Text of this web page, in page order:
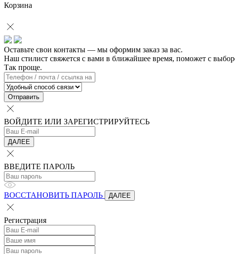
Корзина
Оставьте свои контакты — мы оформим заказ за вас.
Так проще.
Отправить
ВОЙДИТЕ ИЛИ ЗАРЕГИСТРИРУЙТЕСЬ
ДАЛЕЕ
ВВЕДИТЕ ПАРОЛЬ
ВОССТАНОВИТЬ ПАРОЛЬ ДАЛЕЕ
Регистрация